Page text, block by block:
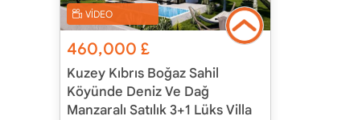
VİDEO
460,000 £
Kuzey Kıbrıs Boğaz Sahil
Köyünde Deniz Ve Dağ
Manzaralı Satılık 3+1 Lüks Villa